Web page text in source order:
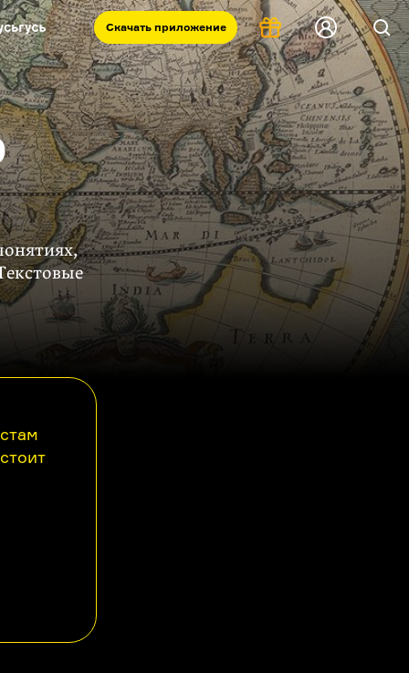
Скачать приложение
Запад и Восток: история культур
такое античность
комната